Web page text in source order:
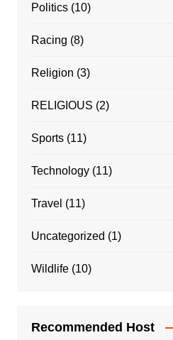
Politics(10)
Racing (8)
Religion (3)
RELIGIOUS (2)
Sports(11)
Technology(11)
Travel (11)
Uncategorized (1)
Wildlife(10)
Recommended Host